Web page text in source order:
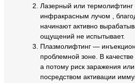
Лазерный или
инфракрасным лучом ,
начинают активно
ощущений не испытывает.
Плазмолифтинг —
проблемной зоне. В
а потому риск заражения
посредством активации